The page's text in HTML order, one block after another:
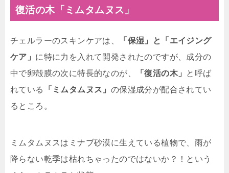
復活の木「ミムタムヌス」
チェルラーのスキンケアは、
「保湿」と「エイジング
ケア」 に特に力を入れて開発されたのですが、成分の
中で卵殻膜の次に特長的なのが、
「復活の木」 と呼ば
れている
「ミムタムヌス」 の保湿成分が配合されてい
るところ。
ミムタムヌスはミナブ砂漠に生えている植物で、雨が
降らない乾季は枯れちゃったのではないか？！という